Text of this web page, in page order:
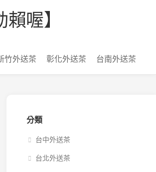
喔】
竹外送茶 彰化外送茶 台南外送茶
分類
台中外送茶
台北外送茶